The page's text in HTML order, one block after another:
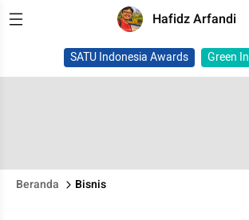
Hafidz Arfandi
SATU Indonesia Awards Green
Beranda Bisnis